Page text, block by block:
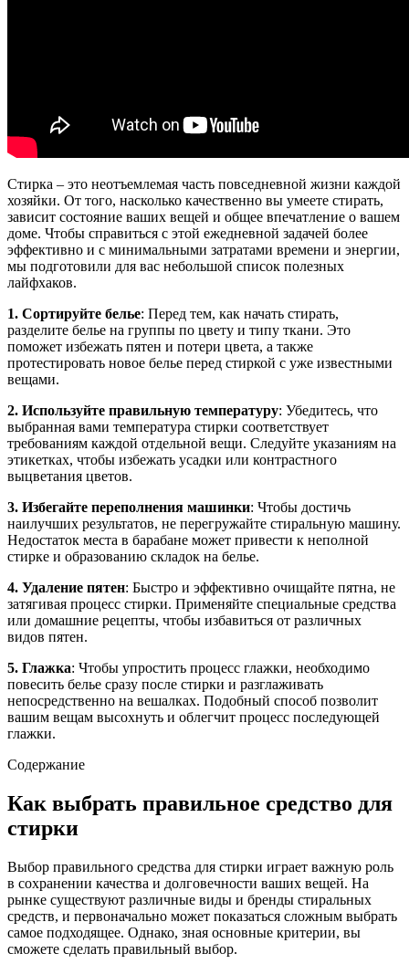
Стирка – это неотъемлемая часть повседневной жизни каждой
хозяйки. От того, насколько качественно вы умеете стирать,
зависит состояние ваших вещей и общее впечатление о вашем
доме. Чтобы справиться с этой ежедневной задачей более
эффективно и с минимальными затратами времени и энергии,
мы подготовили для вас небольшой список полезных
лайфхаков.
1. Сортируйте белье: Перед тем, как начать стирать,
разделите белье на группы по цвету и типу ткани. Это
поможет избежать пятен и потери цвета, а также
протестировать новое белье перед стиркой с уже известными
вещами.
2. Используйте правильную температуру: Убедитесь, что
выбранная вами температура стирки соответствует
требованиям каждой отдельной вещи. Следуйте указаниям на
этикетках, чтобы избежать усадки или контрастного
выцветания цветов.
3. Избегайте переполнения машинки: Чтобы достичь
наилучших результатов, не перегружайте стиральную машину.
Недостаток места в барабане может привести к неполной
стирке и образованию складок на белье.
4. Удаление пятен: Быстро и эффективно очищайте пятна, не
затягивая процесс стирки. Применяйте специальные средства
или домашние рецепты, чтобы избавиться от различных
видов пятен.
5. Глажка: Чтобы упростить процесс глажки, необходимо
повесить белье сразу после стирки и разглаживать
непосредственно на вешалках. Подобный способ позволит
вашим вещам высохнуть и облегчит процесс последующей
глажки.
Содержание
Как выбрать правильное средство для
стирки
Выбор правильного средства для стирки играет важную роль
в сохранении качества и долговечности ваших вещей. На
рынке существуют различные виды и бренды стиральных
средств, и первоначально может показаться сложным выбрать
самое подходящее. Однако, зная основные критерии, вы
сможете сделать правильный выбор.